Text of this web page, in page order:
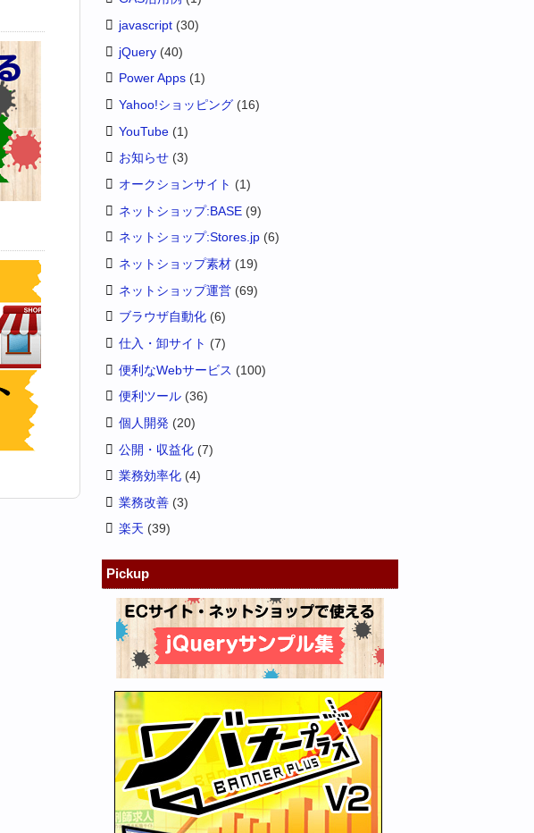
javascript (30)
jQuery (40)
Power Apps (1)
Yahoo!ショッピング (16)
YouTube (1)
お知らせ (3)
オークションサイト (1)
ネットショップ:BASE (9)
ネットショップ:Stores.jp (6)
ネットショップ素材 (19)
ネットショップ運営 (69)
ブラウザ自動化 (6)
仕入・卸サイト (7)
便利なWebサービス (100)
便利ツール (36)
個人開発 (20)
公開・収益化 (7)
業務効率化 (4)
業務改善 (3)
楽天 (39)
Pickup